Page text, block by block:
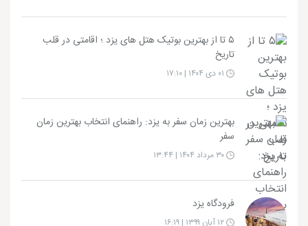
۵ تا از بهترین بوتیک هتل های یزد ؛ اقامتی در قلب
تاریخ
بهترین زمان سفر به یزد: راهنمای انتخاب بهترین زمان
سفر
فرودگاه یزد